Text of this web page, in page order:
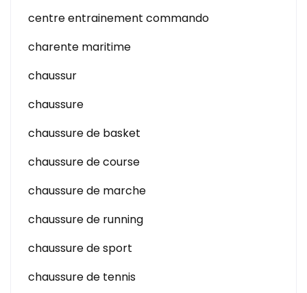
centre entrainement commando
charente maritime
chaussur
chaussure
chaussure de basket
chaussure de course
chaussure de marche
chaussure de running
chaussure de sport
chaussure de tennis